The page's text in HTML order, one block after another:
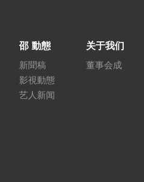
邵 動態
新聞稿
影視動態
艺人新闻
关于我们
董事会成